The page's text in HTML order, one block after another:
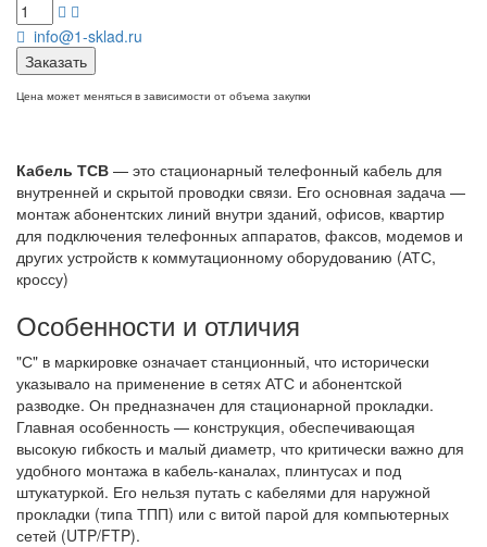
info@1-sklad.ru
Заказать
Цена может меняться в зависимости от объема закупки
Кабель ТСВ — это стационарный телефонный кабель для
внутренней и скрытой проводки связи. Его основная задача —
монтаж абонентских линий внутри зданий, офисов, квартир
для подключения телефонных аппаратов, факсов, модемов и
других устройств к коммутационному оборудованию (АТС,
кроссу)
Особенности и отличия
"С" в маркировке означает станционный, что исторически
указывало на применение в сетях АТС и абонентской
разводке. Он предназначен для стационарной прокладки.
Главная особенность — конструкция, обеспечивающая
высокую гибкость и малый диаметр, что критически важно для
удобного монтажа в кабель-каналах, плинтусах и под
штукатуркой. Его нельзя путать с кабелями для наружной
прокладки (типа ТПП) или с витой парой для компьютерных
сетей (UTP/FTP).